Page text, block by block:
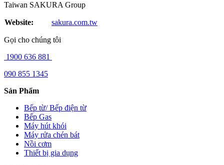
Taiwan SAKURA Group
Website: sakura.com.tw
Gọi cho chúng tôi
1900 636 881
090 855 1345
Sản Phẩm
Bếp từ/ Bếp điện từ
Bếp Gas
Máy hút khói
Máy rửa chén bát
Nồi cơm
Thiết bị gia dụng